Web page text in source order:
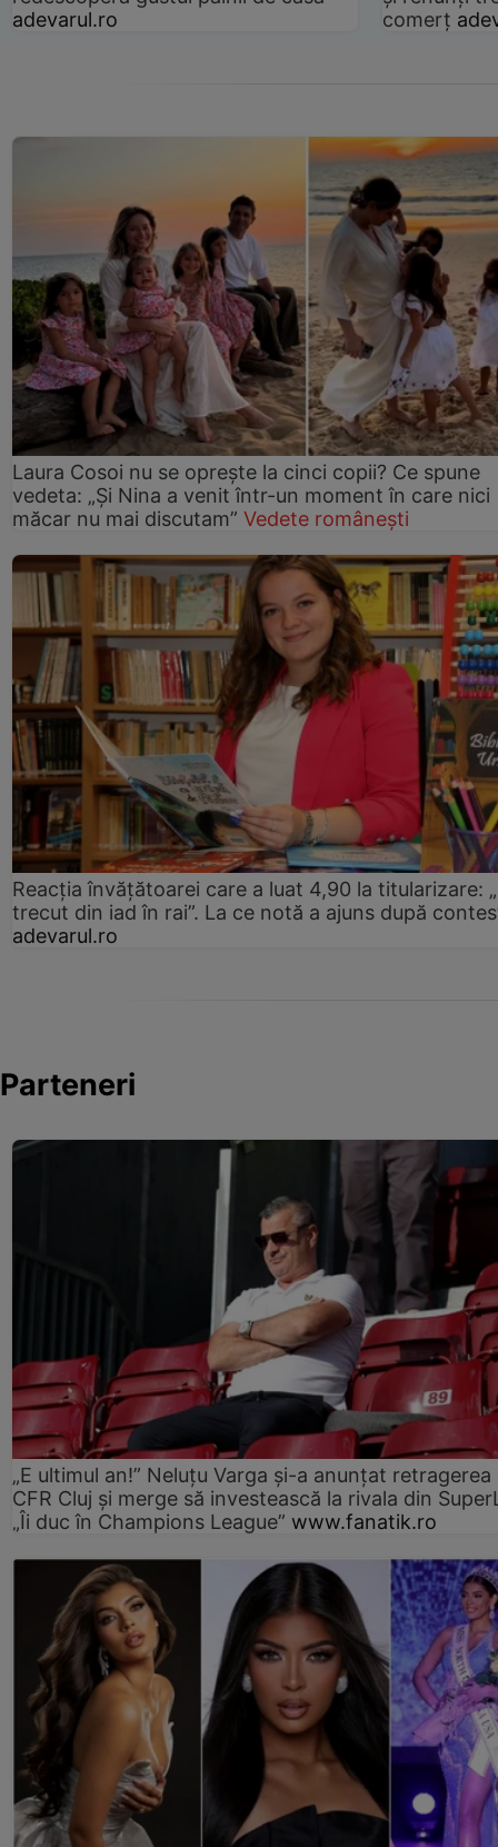
adevarul.ro
comerț
Laura Cosoi nu se oprește la cinci copii? Ce spune
vedeta: „Și Nina a venit într-un moment în care nici
măcar nu mai discutam” Vedete românești
Reacția învățătoarei care a luat 4,90 la titularizare:
trecut din iad în rai”. La ce notă a ajuns după
adevarul.ro
Parteneri
„E ultimul an!” Neluțu Varga și-a anunțat retragerea
CFR Cluj și merge să investească la rivala din
„Îi duc în Champions League” www.fanatik.ro